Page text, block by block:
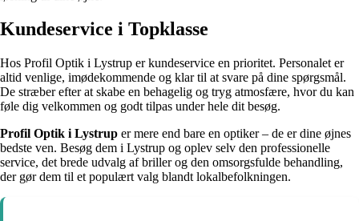
Kundeservice i Topklasse
Hos Profil Optik i Lystrup er kundeservice en prioritet. Personalet er
altid venlige, imødekommende og klar til at svare på dine spørgsmål.
De stræber efter at skabe en behagelig og tryg atmosfære, hvor du kan
føle dig velkommen og godt tilpas under hele dit besøg.
Profil Optik i Lystrup er mere end bare en optiker – de er dine øjnes
bedste ven. Besøg dem i Lystrup og oplev selv den professionelle
service, det brede udvalg af briller og den omsorgsfulde behandling,
der gør dem til et populært valg blandt lokalbefolkningen.